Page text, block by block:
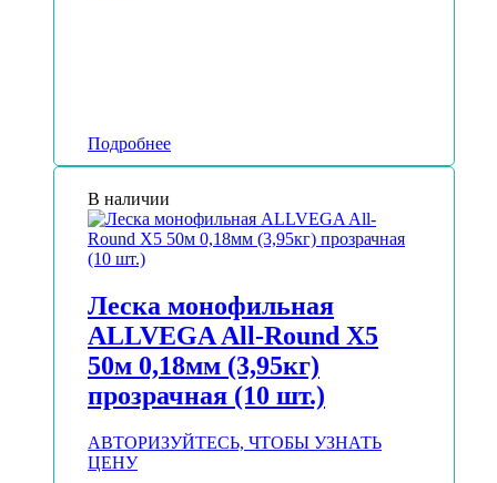
Подробнее
В наличии
Леска монофильная
ALLVEGA All-Round Х5
50м 0,18мм (3,95кг)
прозрачная (10 шт.)
АВТОРИЗУЙТЕСЬ, ЧТОБЫ УЗНАТЬ
ЦЕНУ